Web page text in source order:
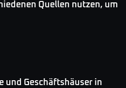
Quellen nutzen, um
und Geschäftshäuser in